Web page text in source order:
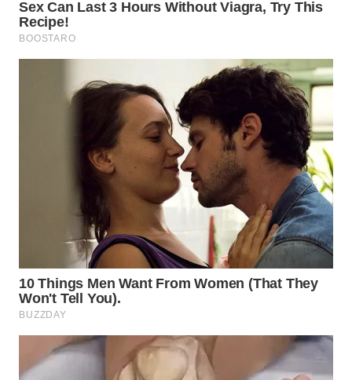
WN DELI
SERDANG
KARAWANG
WN
BEKASI
WN
BOGOR